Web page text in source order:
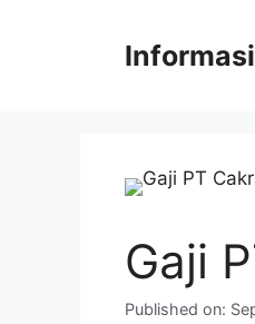
Gaji
Published on: